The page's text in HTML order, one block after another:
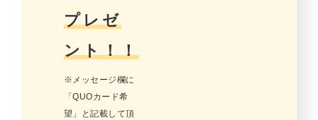
プレゼ
ント！！
※メッセージ欄に
「QUOカード希
望」と記載して頂